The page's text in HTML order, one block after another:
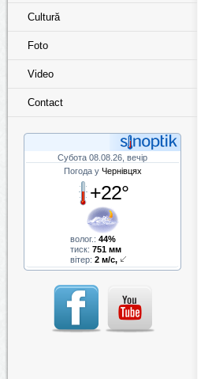
Cultură
Foto
Video
Contact
Субота 08.08.26, вечір
Погода у Чернівцях
+22°
волог.: 44%
тиск: 751 мм
вітер: 2 м/с,